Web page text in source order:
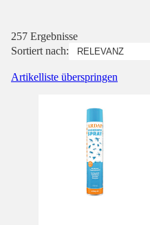
257 Ergebnisse
Sortiert nach:
Artikelliste überspringen